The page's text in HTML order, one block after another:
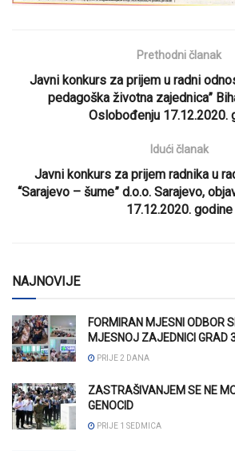
Prethodni članak
Javni konkurs za prijem u radni
pedagoška životna zajednica”
Oslobođenju 17.12.2020.
Idući članak
Javni konkurs za prijem radnika u
“Sarajevo – šume” d.o.o. Sarajevo,
17.12.2020. godine
NAJNOVIJE
FORMIRAN MJESNI ODBOR
MJESNOJ ZAJEDNICI GRAD
PRIJE 2 DANA
ZASTRAŠIVANJEM SE NE
GENOCID
PRIJE 1 SEDMICA